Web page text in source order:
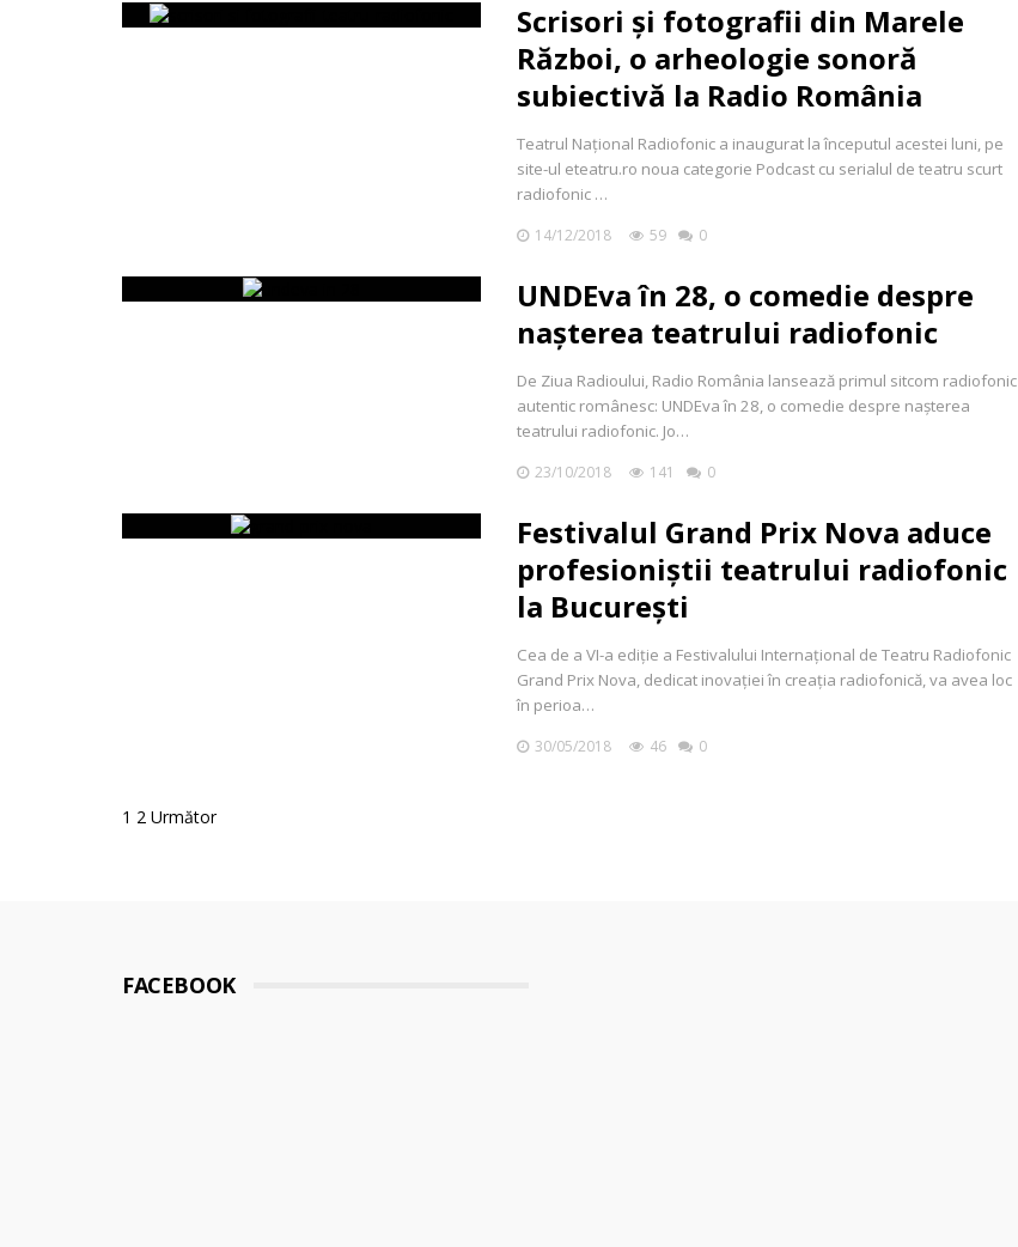
Scrisori şi fotografii din Marele
Război, o arheologie sonoră
subiectivă la Radio România
Teatrul Naţional Radiofonic a inaugurat la începutul acestei luni, pe
site-ul eteatru.ro noua categorie Podcast cu serialul de teatru scurt
radiofonic …
14/12/2018 59 0
UNDEva în 28, o comedie despre
nașterea teatrului radiofonic
De Ziua Radioului, Radio România lansează primul sitcom radiofonic
autentic românesc: UNDEva în 28, o comedie despre nașterea
teatrului radiofonic. Jo…
23/10/2018 141 0
Festivalul Grand Prix Nova aduce
profesioniștii teatrului radiofonic
la București
Cea de a VI-a ediţie a Festivalului Internaţional de Teatru Radiofonic
Grand Prix Nova, dedicat inovaţiei în creaţia radiofonică, va avea loc
în perioa…
30/05/2018 46 0
Posts
1 2 Următor
FACEBOOK